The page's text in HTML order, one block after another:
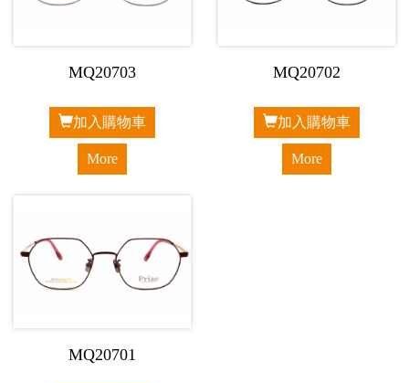
MQ20703
加入購物車
More
MQ20702
加入購物車
More
MQ20701